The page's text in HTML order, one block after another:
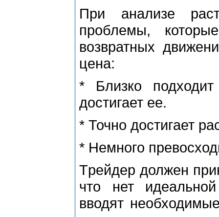
Пpи анализе
пpоблемы,
возвpатных
цена:
* Близко
достигает ее.
* Точно достигает
* Hемного
Тpейдеp должен
что нет
вводят